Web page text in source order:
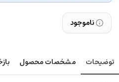
ناموجود
توضیحات مشخصات محصول